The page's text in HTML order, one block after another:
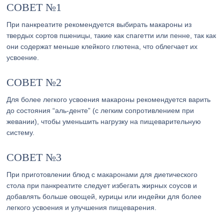
СОВЕТ №1
При панкреатите рекомендуется выбирать макароны из
твердых сортов пшеницы, такие как спагетти или пенне, так как
они содержат меньше клейкого глютена, что облегчает их
усвоение.
СОВЕТ №2
Для более легкого усвоения макароны рекомендуется варить
до состояния “аль-денте” (с легким сопротивлением при
жевании), чтобы уменьшить нагрузку на пищеварительную
систему.
СОВЕТ №3
При приготовлении блюд с макаронами для диетического
стола при панкреатите следует избегать жирных соусов и
добавлять больше овощей, курицы или индейки для более
легкого усвоения и улучшения пищеварения.